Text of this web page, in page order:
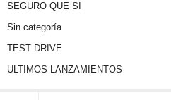
SEGURO QUE SI
Sin categoría
TEST DRIVE
ULTIMOS LANZAMIENTOS